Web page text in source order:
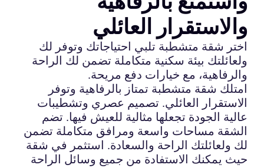
والاستقرار العائلي
اختر شقة متشطبة تلبي احتياجاتك وتوفر لك
ولعائلتك بيئة سكنية متكاملة تضمن لك الراحة
والرفاهية، مع خيارات دفع مريحة.
امتلك شقة متشطبة تمتاز بالرفاهية وتوفر
الاستقرار العائلي. تصميم عصري وتشطيبات
عالية الجودة تجعلها مثالية للعيش فيها. تضم
الشقة مساحات واسعة ومرافق متكاملة تضمن
لك ولعائلتك الراحة والسعادة. استثمر في شقة
حيث يمكنك الاستفادة من جميع وسائل الراحة